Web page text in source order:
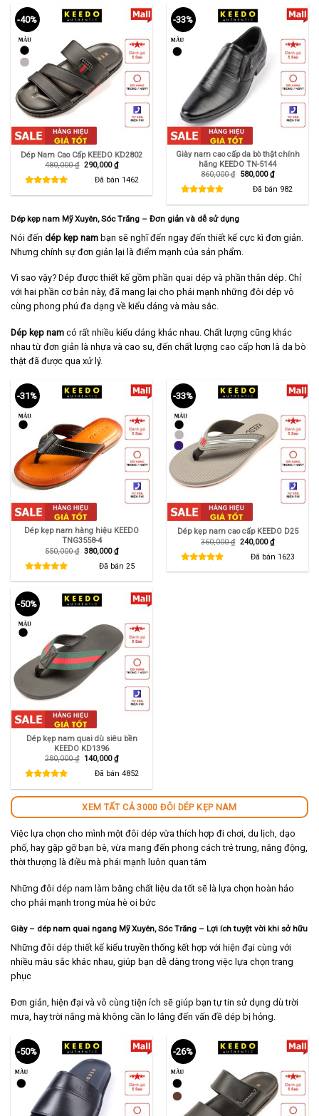
-40%
Dép Nam Cao Cấp KEEDO KD2802
480,000₫ Giá
290,000₫Giá
hiện
tại
Đã bán 1462
-33%
Giày nam cao cấp da bò thật chính
hãng KEEDO TN-5144
860,000₫ Giá
580,000₫Giá
hiện
tại
Đã bán 982
Dép kẹp nam Mỹ Xuyên, Sóc Trăng – Đơn giản và dễ sử dụng
Nói đến dép kẹp nam bạn sẽ nghĩ đến ngay đến thiết kế cực kì đơn giản.
Nhưng chính sự đơn giản lại là điểm mạnh của sản phẩm.
Vì sao vậy? Dép được thiết kế gồm phần quai dép và phần thân dép. Chỉ
với hai phần cơ bản này, đã mang lại cho phái mạnh những đôi dép vô
cùng phong phú đa dạng về kiểu dáng và màu sắc.
Dép kẹp nam có rất nhiều kiểu dáng khác nhau. Chất lượng cũng khác
nhau từ đơn giản là nhựa và cao su, đến chất lượng cao cấp hơn là da bò
thật đã được qua xử lý.
-31%
Dép kẹp nam hàng hiệu KEEDO
TNG3558-4
550,000₫ Giá
550,000 ₫.
380,000₫Giá
hiện
tại
là:
Đã bán 25
-33%
Dép kẹp nam cao cấp KEEDO D25
360,000₫ Giá
360,000 ₫.
240,000₫Giá
hiện
tại
là:
Đã bán 1623
-50%
Dép kẹp nam quai dù siêu bền
KEEDO KD1396
280,000₫ Giá
140,000₫Giá
hiện
tại
Đã bán 4852
XEM TẤT CẢ 3000 ĐÔI DÉP KẸP NAM
Việc lựa chọn cho mình một đôi dép vừa thích hợp đi chơi, du lịch, dạo
phố, hay gặp gỡ bạn bè, vừa mang đến phong cách trẻ trung, năng động,
thời thượng là điều mà phái mạnh luôn quan tâm
Những đôi dép nam làm bằng chất liệu da tốt sẽ là lựa chọn hoàn hảo
cho phái mạnh trong mùa hè oi bức
Giày – dép nam quai ngang Mỹ Xuyên, Sóc Trăng – Lợi ích tuyệt vời khi sở hữu
Những đôi dép thiết kế kiểu truyền thống kết hợp với hiện đại cùng với
nhiều màu sắc khác nhau, giúp bạn dễ dàng trong việc lựa chọn trang
phục
Đơn giản, hiện đại và vô cùng tiện ích sẽ giúp bạn tự tin sử dụng dù trời
mưa, hay trời nắng mà không cần lo lắng đến vấn đề dép bị hỏng.
-50% -26%